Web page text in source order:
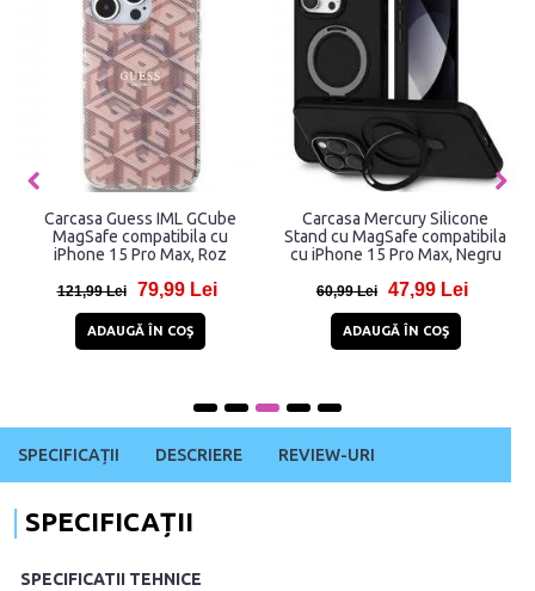
Carcasa Guess IML GCube
MagSafe compatibila cu
iPhone 15 Pro Max, Roz
121,99 Lei 79,99 Lei
ADAUGĂ ÎN COŞ
Carcasa Mercury Silicone
Stand cu MagSafe compatibila
cu iPhone 15 Pro Max, Negru
60,99 Lei 47,99 Lei
ADAUGĂ ÎN COŞ
SPECIFICAȚII DESCRIERE REVIEW-URI
SPECIFICAȚII
SPECIFICATII TEHNICE